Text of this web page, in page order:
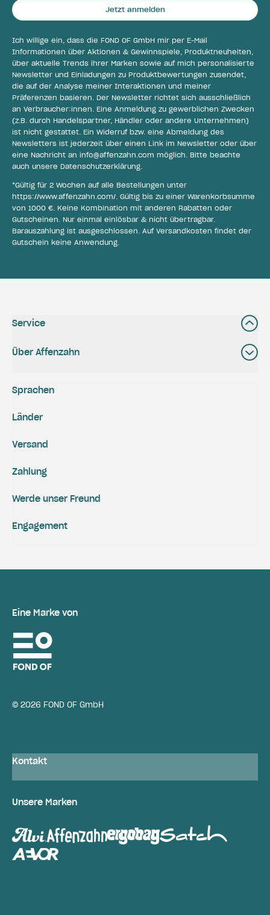
Jetzt anmelden
Ich willige ein, dass die FOND OF GmbH mir per E-Mail
Informationen über Aktionen & Gewinnspiele, Produktneuheiten,
über aktuelle Trends ihrer Marken sowie auf mich personalisierte
Newsletter und Einladungen zu Produktbewertungen zusendet,
die auf der Analyse meiner Interaktionen und meiner
Präferenzen basieren. Der Newsletter richtet sich ausschließlich
an Verbraucher:innen. Eine Anmeldung zu gewerblichen Zwecken
(z.B. durch Handelspartner, Händler oder andere Unternehmen)
ist nicht gestattet. Ein Widerruf bzw. eine Abmeldung des
Newsletters ist jederzeit über einen Link im Newsletter oder über
eine Nachricht an info@affenzahn.com möglich. Bitte beachte
auch unsere Datenschutzerklärung.
*Gültig für 2 Wochen auf alle Bestellungen unter
https://www.affenzahn.com/. Gültig bis zu einer Warenkorbsumme
von 1000 €. Keine Kombination mit anderen Rabatten oder
Gutscheinen. Nur einmal einlösbar & nicht übertragbar.
Barauszahlung ist ausgeschlossen. Auf Versandkosten findet der
Gutschein keine Anwendung.
Service
Über Affenzahn
Versand
Zahlung
Engagement
Werde unser Freund
Sprachen
Länder
Eine Marke von
© 2026 FOND OF GmbH
Kontakt
Unsere Marken